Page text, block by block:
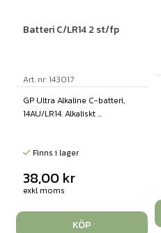
Batteri C/LR14 2 st/fp
Art. nr: 143017
GP Ultra Alkaline C-batteri,
14AU/LR14. Alkaliskt ...
Finns i lager
38,00 kr
exkl moms
KÖP